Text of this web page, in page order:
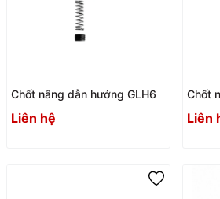
Chốt nâng dẫn hướng GLH6
Liên hệ
Chốt
Liên